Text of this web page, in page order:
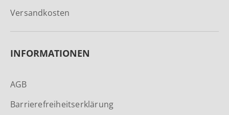
Versandkosten
INFORMATIONEN
AGB
Barrierefreiheitserklärung